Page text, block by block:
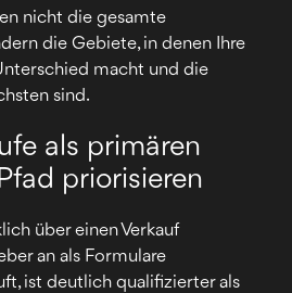
nicht die gesamte
die Gebiete, in denen Ihre
macht und die
sind.
als primären
priorisieren
über einen Verkauf
an als Formulare
ist deutlich qualifizierter als